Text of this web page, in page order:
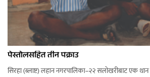
पेस्तोलसहित तीन पक्राउ
सिरहा (ब्लाष्ट) लहान नगरपालिका–२२ सलोखरीबाट एक